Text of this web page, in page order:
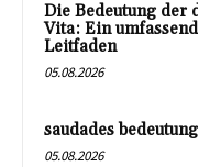
Die Bedeutung der
Vita: Ein
Leitfaden
05.08.2026
saudades bedeutung
05.08.2026